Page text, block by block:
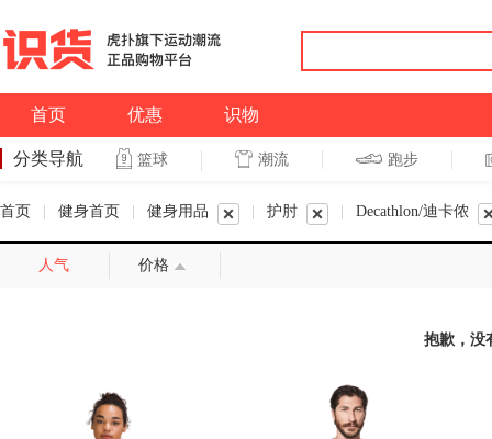
首页 优惠 识物
分类导航 篮球 潮流 跑步
首页 健身首页 健身用品 护肘 Decathlon/迪卡侬
人气 价格
抱歉，没